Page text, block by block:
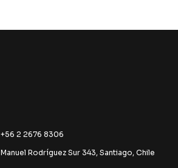
+56 2 2676 8306
Manuel Rodríguez Sur 343, Santiago, Chile